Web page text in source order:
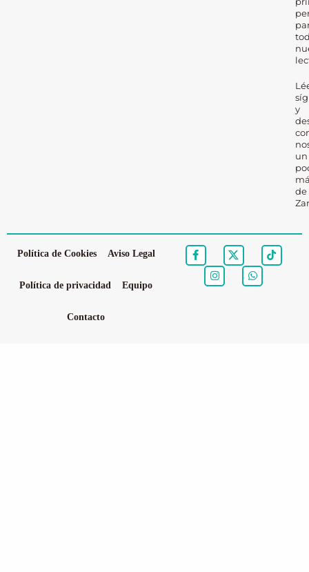
y
un
de
Política de Cookies Aviso Legal
Política de privacidad Equipo
Contacto